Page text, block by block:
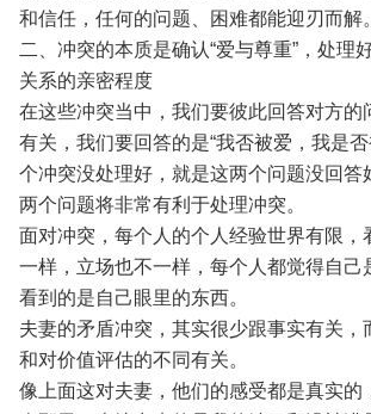
和信任，任何的问题、困难都能迎刃而解。
二、冲突的本质是确认“爱与尊重”，处理
关系的亲密程度
在这些冲突当中，我们要彼此回答对方的
有关，我们要回答的是“我否被爱，我是
个冲突没处理好，就是这两个问题没回答
两个问题将非常有利于处理冲突。
面对冲突，每个人的个人经验世界有限，
一样，立场也不一样，每个人都觉得自己
看到的是自己眼里的东西。
夫妻的矛盾冲突，其实很少跟事实有关，
和对价值评估的不同有关。
像上面这对夫妻，他们的感受都是真实的